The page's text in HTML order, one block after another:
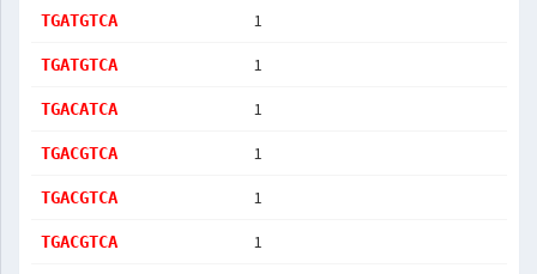
TGATGTCA 1
TGATGTCA 1
TGACATCA 1
TGACGTCA 1
TGACGTCA 1
TGACGTCA 1